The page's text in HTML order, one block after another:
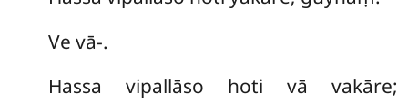
Ve vā-.
Hassa vipallāso hoti vā vakāre;